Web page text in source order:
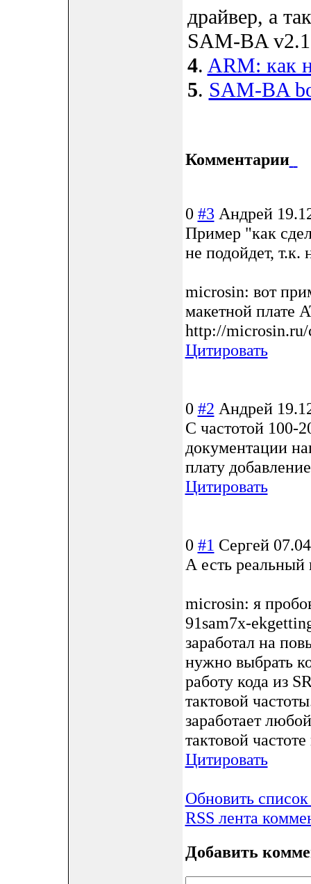
драйвер, а
SAM-BA
4. ARM: как
5. SAM-BA
Комментарии
0 #3 Андрей
Пример "как
не подойдет, т.к.
microsin: вот
макетной плате
http://
Цитировать
0 #2 Андрей
С частотой 100-
документации
плату
Цитировать
0 #1 Сергей
А есть
microsin: я
91sam7x-
заработал на
нужно выбрать
работу кода из
тактовой
заработает
тактовой
Цитировать
Обновить
RSS лента
Добавить